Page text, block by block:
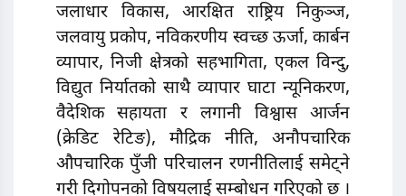
जलाधार विकास, आरक्षित राष्ट्रिय निकुञ्ज,
जलवायु प्रकोप, नविकरणीय स्वच्छ ऊर्जा, कार्बन
व्यापार, निजी क्षेत्रको सहभागिता, एकल विन्दु,
विद्युत निर्यातको साथै व्यापार घाटा न्यूनिकरण,
वैदेशिक सहायता र लगानी विश्वास आर्जन
(क्रेडिट रेटिङ), मौद्रिक नीति, अनौपचारिक
औपचारिक पुँजी परिचालन रणनीतिलाई समेट्ने
गरी दिगोपनको विषयलाई सम्बोधन गरिएको छ ।